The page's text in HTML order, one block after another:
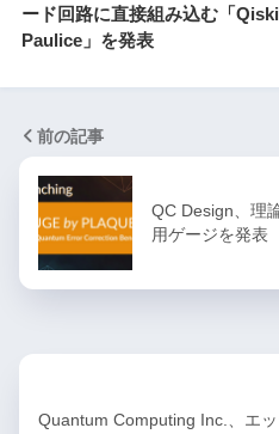
ード回路に直接組み込む「
Paulice」を発表
前の記事
QC Design、理
用ゲージを発表
Quantum Computing Inc.、エ